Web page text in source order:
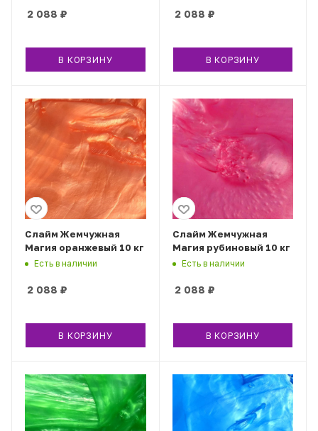
2 088 ₽
В КОРЗИНУ
2 088 ₽
В КОРЗИНУ
Слайм Жемчужная
Магия оранжевый 10 кг
Есть в наличии
2 088 ₽
В КОРЗИНУ
Слайм Жемчужная
Магия рубиновый 10 кг
Есть в наличии
2 088 ₽
В КОРЗИНУ